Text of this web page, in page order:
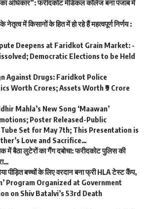
अधिकार”: फरीदकोट मेडिकल कॉलेज बना पंजाब में
नेतृत्व में किसानों के हित में हो रहे हैं महत्वपूर्ण निर्णय :
Deepens at Faridkot Grain Market: -
Democratic Elections to be Held
Against Drugs: Faridkot Police
Worth Crores; Assets Worth ₹9 Crore
Mahla’s New Song ‘Maawan’
Poster Released-Public
Set for May 7th; This Presentation is
Love and Sacrifice…
में बैठा लुटेरों का गैंग दबोचा: फरीदकोट पुलिस की
पीड़ित बच्चों के लिए वरदान बना फ्री HLA टेस्ट कैंप,
Program Organized at Government
on Shiv Batalvi’s 53rd Death